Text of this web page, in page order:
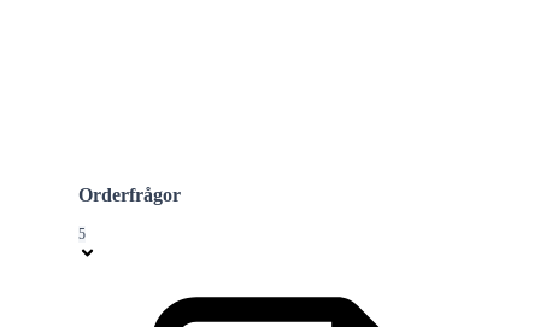
Orderfrågor
5